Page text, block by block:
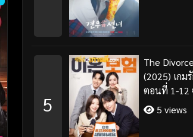
5
The
(2025) เกม
ตอนที่ 1-12
ซับไทย5 views